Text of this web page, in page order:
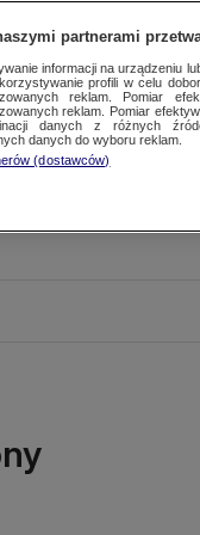
partnerami
informacji na urządzeniu
profili w celu
reklam. Pomiar
reklam. Pomiar
danych z różnych
danych do wyboru reklam.
(dostawców)